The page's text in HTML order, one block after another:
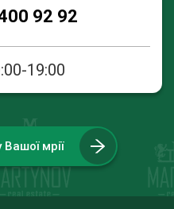
92 92
19:00
мрії